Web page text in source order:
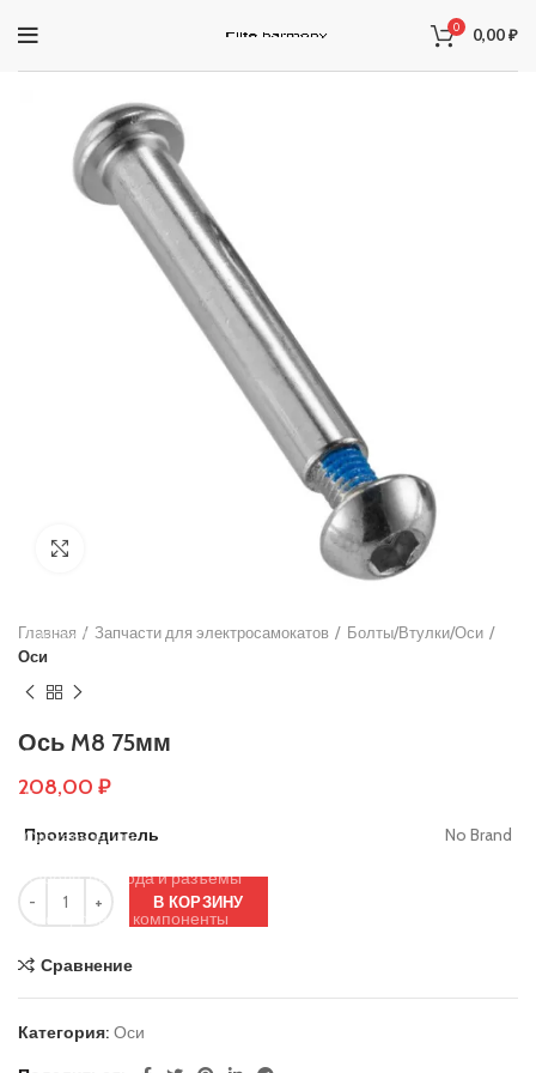
0 0,00₽
Главная Запчасти для электросамокатов
Болты/Втулки/Оси
Оси
Ось M8 75мм
208,00 ₽
Производитель No Brand
В КОРЗИНУ
Сравнение
Категория: Оси
ЗАПЧАСТИ ДЛЯ ЭЛЕКТРОСАМОКАТОВ
Электроника
Колодки
Суппорта
Аккумуляторы
Тормозная система и комплектующее
Основы руля
Тросики
Вольтметры и замки зажигания
Контроллеры
Сигнализация
Кабеля, провода и разъёмы
Электронные компоненты
Ручки тормоза
Резиновые заглушки
Тормозные диски